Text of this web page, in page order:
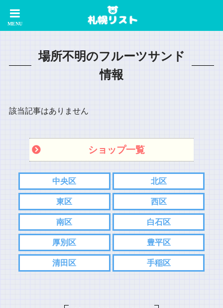
場所不明のフルーツサンド
情報
該当記事はありません
ショップ一覧
中央区 北区
東区 西区
南区 白石区
厚別区 豊平区
清田区 手稲区